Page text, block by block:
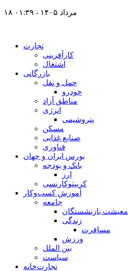
۱۸ مرداد ۱۴۰۵ - ۰۱:۳۹
تجارت
کارآفرینی
اشتغال
بازرگانی
حمل و نقل
خودرو
مناطق آزاد
انرژی
پتروشیمی
مسکن
صنایع غذایی
فناوری
بورس ایران و جهان
بانک و بودجه
ارز
کریپتوکارنسی
آموزش کسب‌وکار
جامعه
معیشت بازنشستگان
زندگی
مسافرت
ورزش
بین الملل
سیاست
تجارت‌خانه